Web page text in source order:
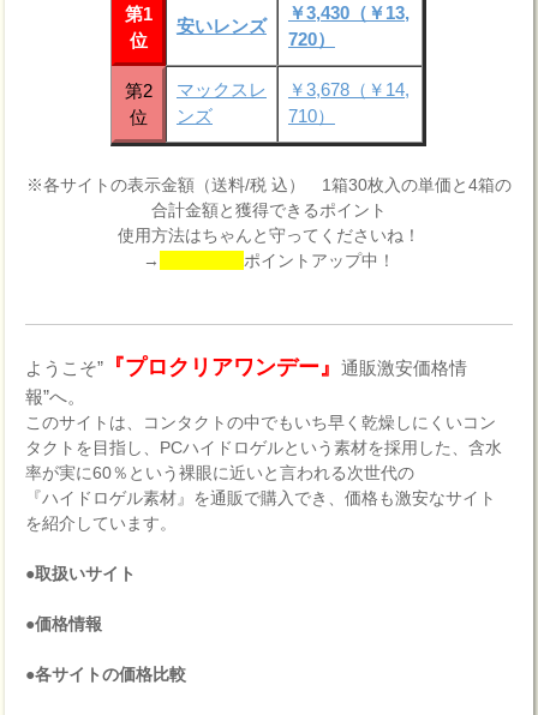
第1
位
安いレンズ
￥3,430（￥13,
720）
第2
位
マックスレ
ンズ
￥3,678（￥14,
710）
※各サイトの表示金額（送料/税 込） 1箱30枚入の単価と4箱の
合計金額と獲得できるポイント
使用方法はちゃんと守ってくださいね！
→
ポイントアップ中！
ようこそ” 『プロクリアワンデー』通販激安価格情
報”へ。
このサイトは、コンタクトの中でもいち早く乾燥しにくいコン
タクトを目指し、PCハイドロゲルという素材を採用した、含水
率が実に60％という裸眼に近いと言われる次世代の
『ハイドロゲル素材』を通販で購入でき、価格も激安なサイト
を紹介しています。
●取扱いサイト
●価格情報
●各サイトの価格比較